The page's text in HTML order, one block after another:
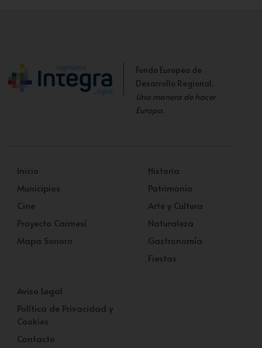
Fondo Europeo de
Desarrollo Regional.
Una manera de hacer
Europa.
Inicio
Municipios
Cine
Proyecto Carmesí
Mapa Sonoro
Historia
Patrimonio
Arte y Cultura
Naturaleza
Gastronomía
Fiestas
Aviso Legal
Política de Privacidad y
Cookies
Contacto